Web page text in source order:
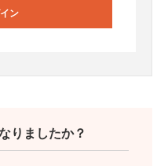
ン
りましたか？